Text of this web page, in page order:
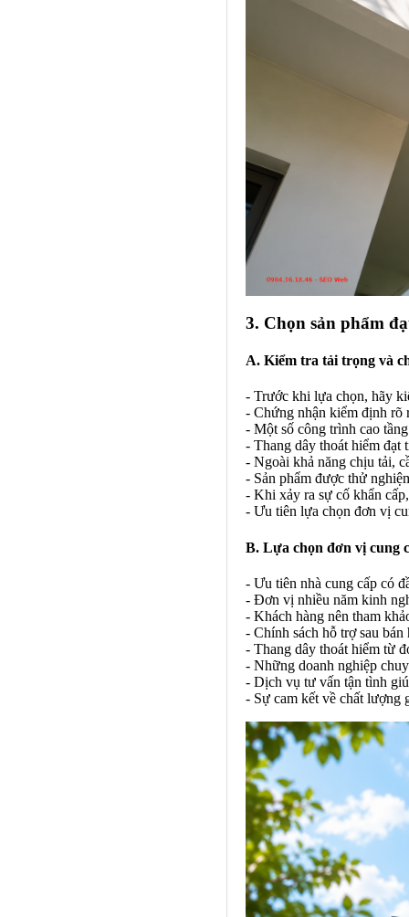
3. Chọn sản phẩm
A. Kiểm tra tải trọng và
- Trước khi lựa chọn, hãy
- Chứng nhận kiểm định rõ
- Một số công trình cao
- Thang dây thoát hiểm đạt
- Ngoài khả năng chịu tải,
- Sản phẩm được thử
- Khi xảy ra sự cố khẩn
- Ưu tiên lựa chọn đơn vị
B. Lựa chọn đơn vị cung
- Ưu tiên nhà cung cấp có
- Đơn vị nhiều năm kinh
- Khách hàng nên tham
- Chính sách hỗ trợ sau
- Thang dây thoát hiểm từ
- Những doanh nghiệp
- Dịch vụ tư vấn tận tình
- Sự cam kết về chất lượng